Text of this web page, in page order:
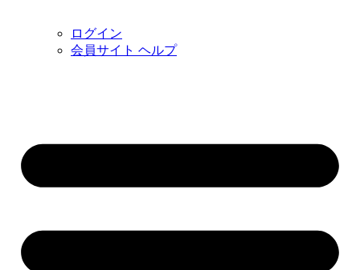
ログイン
会員サイト ヘルプ